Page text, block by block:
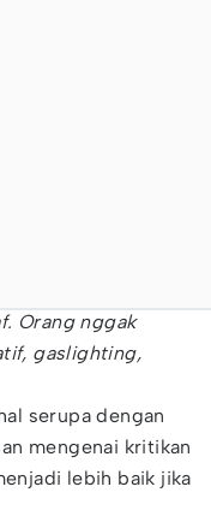
Orang nggak
gaslighting,
serupa dengan
mengenai kritikan
lebih baik jika